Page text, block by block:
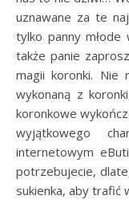
uznawane za te
tylko panny młode
także panie
magii koronki. Nie
wykonaną z
koronkowe
wyjątkowego
internetowym
potrzebujecie,
sukienka, aby trafić